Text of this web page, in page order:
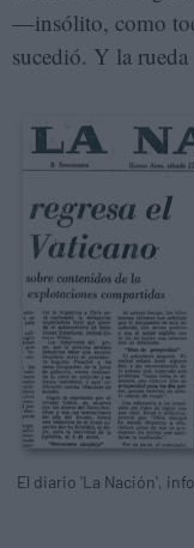
—insólito, como
sucedió. Y la
El diario 'La Nación',